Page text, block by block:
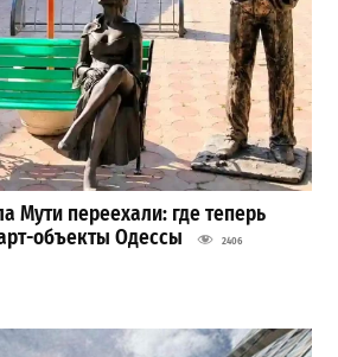
Мути переехали: где теперь
объекты Одессы
2406